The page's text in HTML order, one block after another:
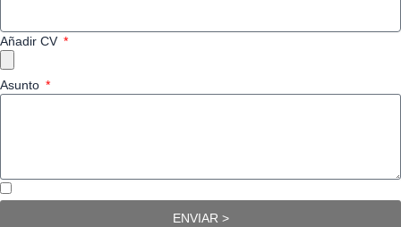
Añadir CV
Asunto
ENVIAR >